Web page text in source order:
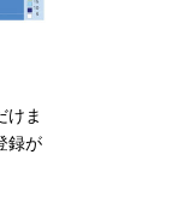
けま
録が